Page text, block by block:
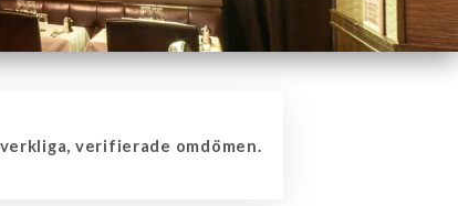
verifierade omdömen.